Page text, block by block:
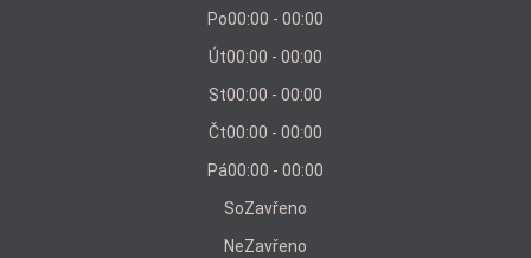
Po00:00 - 00:00
Út00:00 - 00:00
St00:00 - 00:00
Čt00:00 - 00:00
Pá00:00 - 00:00
SoZavřeno
NeZavřeno